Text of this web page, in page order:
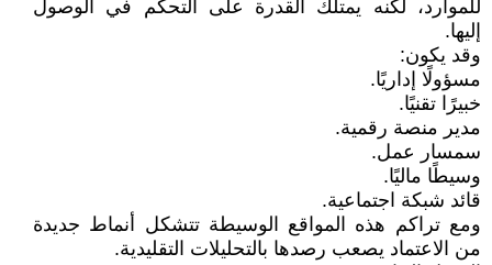
للموارد، لكنه يمتلك القدرة على التحكم في الوصول
إليها.
وقد يكون:
مسؤولًا إداريًا.
خبيرًا تقنيًا.
مدير منصة رقمية.
سمسار عمل.
وسيطًا ماليًا.
قائد شبكة اجتماعية.
ومع تراكم هذه المواقع الوسيطة تتشكل أنماط جديدة
من الاعتماد يصعب رصدها بالتحليلات التقليدية.